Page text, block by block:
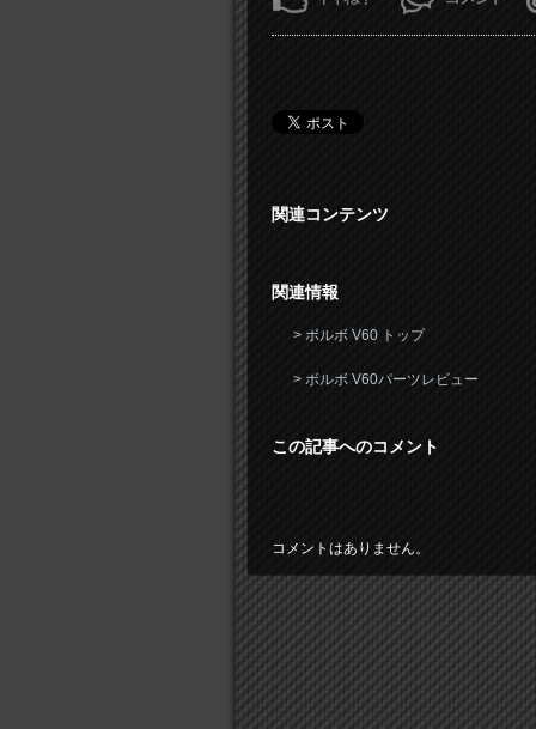
関連コンテンツ
関連情報
> ボルボ V60 トップ
> ボルボ V60パーツレビュー
この記事へのコメント
コメントはありません。